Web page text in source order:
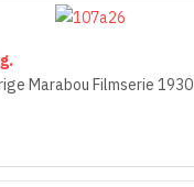
Marabou Filmserie 1930